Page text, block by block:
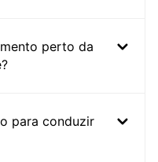
perto da
para conduzir